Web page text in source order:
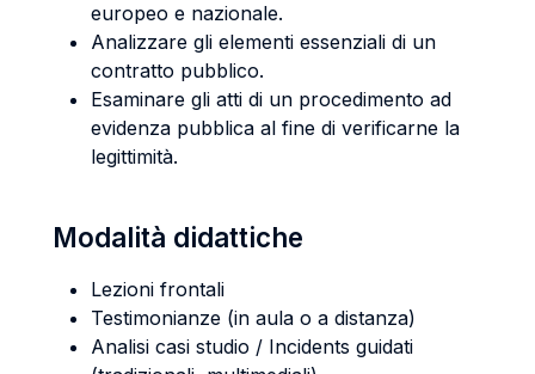
europeo e nazionale.
Analizzare gli elementi essenziali di un
contratto pubblico.
Esaminare gli atti di un procedimento ad
evidenza pubblica al fine di verificarne la
legittimità.
Modalità didattiche
Lezioni frontali
Testimonianze (in aula o a distanza)
Analisi casi studio / Incidents guidati